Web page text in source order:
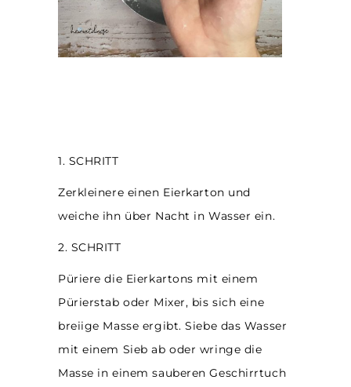
1. SCHRITT
Zerkleinere einen Eierkarton und
weiche ihn über Nacht in Wasser ein.
2. SCHRITT
Püriere die Eierkartons mit einem
Pürierstab oder Mixer, bis sich eine
breiige Masse ergibt. Siebe das Wasser
mit einem Sieb ab oder wringe die
Masse in einem sauberen Geschirrtuch